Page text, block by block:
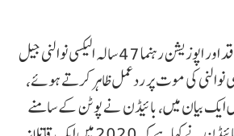
ماسکو : روس میں کرپشن کے خلاف آواز اٹھانے والے روسی صدر ولادیمیر پوٹن کے ناقد اور اپوزیشن رہنما 47 سالہ الیکسی نوالنی جیل
نوالنی کی موت پر ردعمل ظاہر کرتے ہوئے،
ایک بیان میں، بائیڈن نے پوٹن کے سامنے